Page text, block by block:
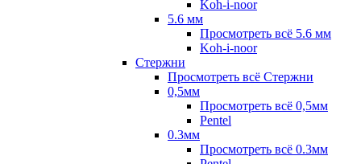
Koh-i-noor
5.6 мм
Просмотреть всё 5.6 мм
Koh-i-noor
Стержни
Просмотреть всё Стержни
0,5мм
Просмотреть всё 0,5мм
Pentel
0.3мм
Просмотреть всё 0.3мм